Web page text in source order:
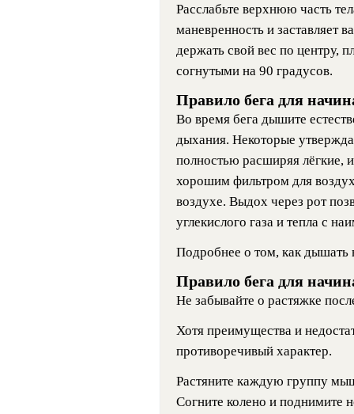
Расслабьте верхнюю часть
маневренность и заставляет
держать свой вес по центру,
согнутыми на 90 градусов.
Правило бега для
Во время бега дышите
дыхания. Некоторые
полностью расширяя лёгкие,
хорошим фильтром для
воздухе. Выдох через рот
углекислого газа и тепла с
Подробнее о том, как дышать
Правило бега для
Не забывайте о растяжке
Хотя преимущества и
противоречивый характер.
Растяните каждую группу
Согните колено и поднимите